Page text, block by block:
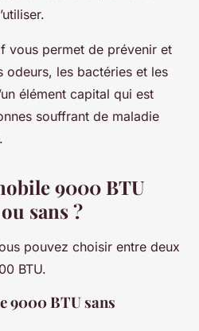
vous permet de prévenir et
odeurs, les bactéries et les
élément capital qui est
souffrant de maladie
9000 BTU
sans ?
pouvez choisir entre deux
BTU.
9000 BTU sans